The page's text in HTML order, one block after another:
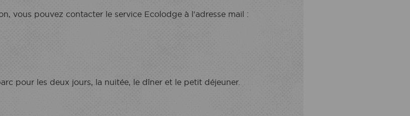
vous pouvez contacter le service Ecolodge à l'adresse mail :
pour les deux jours, la nuitée, le dîner et le petit déjeuner.